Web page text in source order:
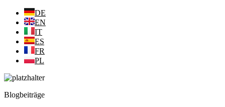
DE
EN
IT
ES
FR
PL
Blogbeiträge